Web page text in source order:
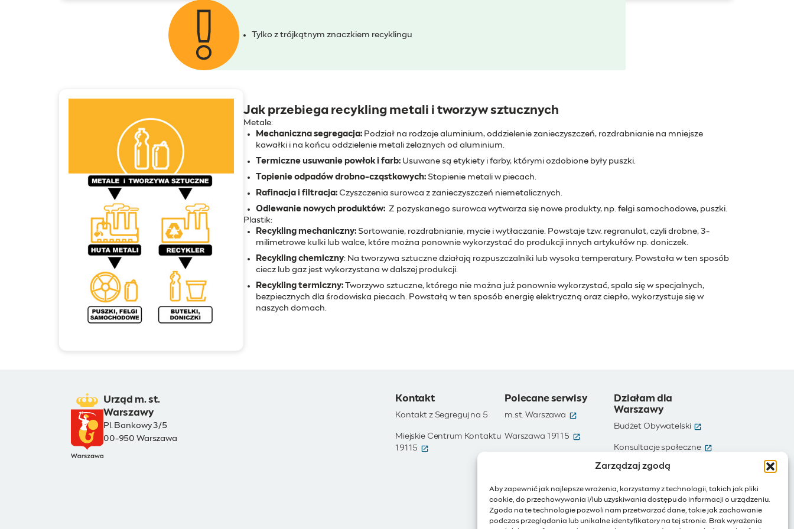
Zarządzaj zgodą
Aby zapewnić jak najlepsze wrażenia, korzystamy z technologii, takich jak pliki
cookie, do przechowywania i/lub uzyskiwania dostępu do informacji o urządzeniu.
Zgoda na te technologie pozwoli nam przetwarzać dane, takie jak zachowanie
podczas przeglądania lub unikalne identyfikatory na tej stronie. Brak wyrażenia
Tylko z trójkątnym znaczkiem recyklingu
Jak przebiega recykling metali i tworzyw sztucznych
Metale:
Mechaniczna segregacja: Podział na rodzaje aluminium, oddzielenie zanieczyszczeń, rozdrabnianie na mniejsze
kawałki i na końcu oddzielenie metali żelaznych od aluminium.
Termiczne usuwanie powłok i farb: Usuwane są etykiety i farby, którymi ozdobione były puszki.
Topienie odpadów drobno-cząstkowych: Stopienie metali w piecach.
Rafinacja i filtracja: Czyszczenia surowca z zanieczyszczeń niemetalicznych.
Odlewanie nowych produktów: Z pozyskanego surowca wytwarza się nowe produkty, np. felgi samochodowe, puszki.
Plastik:
Recykling mechaniczny: Sortowanie, rozdrabnianie, mycie i wytłaczanie. Powstaje tzw. regranulat, czyli drobne, 3-
milimetrowe kulki lub walce, które można ponownie wykorzystać do produkcji innych artykułów np. doniczek.
Recykling chemiczny: Na tworzywa sztuczne działają rozpuszczalniki lub wysoka temperatury. Powstała w ten sposób
ciecz lub gaz jest wykorzystana w dalszej produkcji.
Recykling termiczny: Tworzywo sztuczne, którego nie można już ponownie wykorzystać, spala się w specjalnych,
bezpiecznych dla środowiska piecach. Powstałą w ten sposób energię elektryczną oraz ciepło, wykorzystuje się w
naszych domach.
Urząd m. st.
Warszawy
Pl. Bankowy 3/5
00-950 Warszawa
Kontakt
Kontakt z Segreguj na 5
Miejskie Centrum Kontaktu
19115
Polecane serwisy
m.st. Warszawa (otwiera się w nowym oknie)
Warszawa 19115 (otwiera się w nowym oknie)
Zamówienia publiczne (otwiera się w nowym oknie)
IoT - Internet rzeczy (otwiera się w nowym oknie)
Działam dla
Warszawy
Budżet Obywatelski
Konsultacje społeczne (otwiera się w
Ochotnicy Warszawscy (otwiera się w